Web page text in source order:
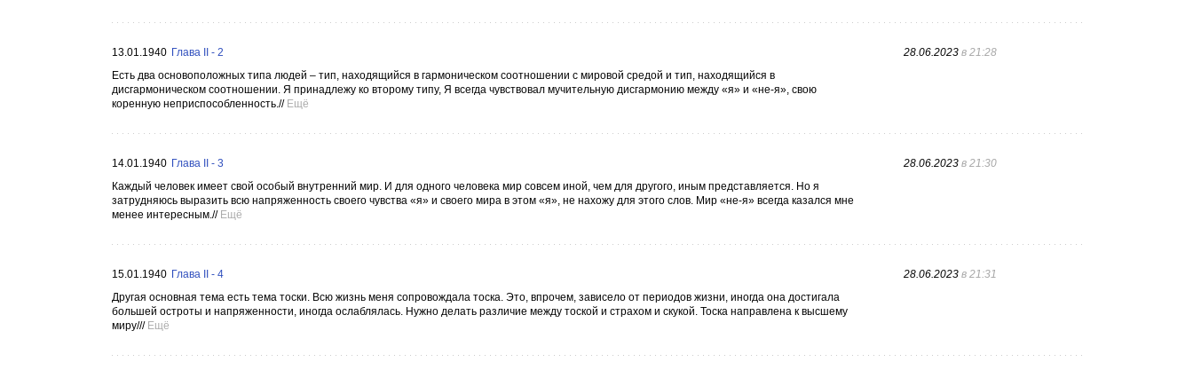
13.01.1940 Глава II - 2
Есть два основоположных типа людей – тип, находящийся в гармоническом соотношении с мировой средой и тип, находящийся в
дисгармоническом соотношении. Я принадлежу ко второму типу, Я всегда чувствовал мучительную дисгармонию между «я» и «не-я», свою
коренную неприспособленность.// Ещё
28.06.2023 в 21:28
14.01.1940 Глава II - 3
Каждый человек имеет свой особый внутренний мир. И для одного человека мир совсем иной, чем для другого, иным представляется. Но я
затрудняюсь выразить всю напряженность своего чувства «я» и своего мира в этом «я», не нахожу для этого слов. Мир «не-я» всегда казался мне
менее интересным.// Ещё
28.06.2023 в 21:30
15.01.1940 Глава II - 4
Другая основная тема есть тема тоски. Всю жизнь меня сопровождала тоска. Это, впрочем, зависело от периодов жизни, иногда она достигала
большей остроты и напряженности, иногда ослаблялась. Нужно делать различие между тоской и страхом и скукой. Тоска направлена к высшему
миру/// Ещё
28.06.2023 в 21:31